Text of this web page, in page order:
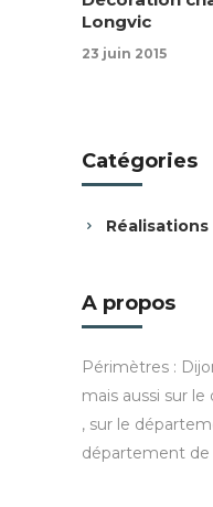
Longvic
23 juin 2015
Catégories
Réalisations
A propos
Périmètres :
mais aussi sur
, sur le
département de